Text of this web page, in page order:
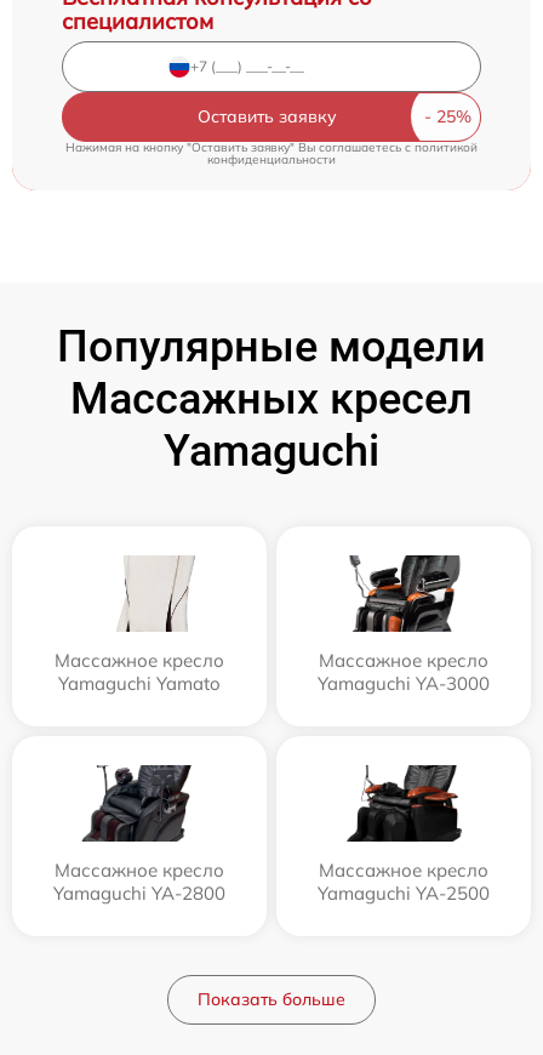
специалистом
Оставить заявку
Нажимая на кнопку "Оставить заявку" Вы соглашаетесь cполитикой
конфиденциальности
Популярные модели
Массажных кресел
Yamaguchi
Массажное кресло
Yamaguchi Yamato
Массажное кресло
Yamaguchi YA-3000
Массажное кресло
Yamaguchi YA-2800
Массажное кресло
Yamaguchi YA-2500
Показать больше